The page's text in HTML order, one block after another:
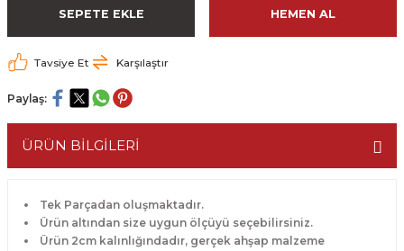
SEPETE EKLE HEMEN AL
Tavsiye Et Karşılaştır
Paylaş:
ÜRÜN BİLGİLERİ
Tek Parçadan oluşmaktadır.
Ürün altından size uygun ölçüyü seçebilirsiniz.
Ürün 2cm kalınlığındadır, gerçek ahşap malzeme